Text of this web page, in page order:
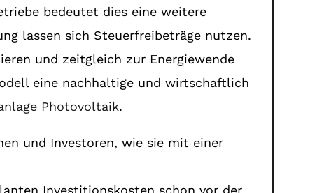
bedeutet dies eine weitere
lassen sich Steuerfreibeträge nutzen.
und zeitgleich zur Energiewende
eine nachhaltige und wirtschaftlich
Photovoltaik.
und Investoren, wie sie mit einer
Investitionskosten schon vor der